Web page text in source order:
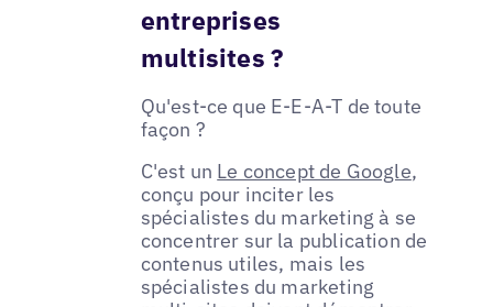
entreprises
multisites ?
Qu'est-ce que E-E-A-T de toute
façon ?
C'est un Le concept de Google,
conçu pour inciter les
spécialistes du marketing à se
concentrer sur la publication de
contenus utiles, mais les
spécialistes du marketing